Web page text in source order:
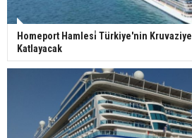
Homeport Hamlesi̇ Türkiye'nin
Katlayacak